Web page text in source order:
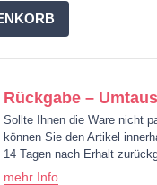
Rückgabe –
Sollte Ihnen die Ware nicht
können Sie den Artikel
14 Tagen nach Erhalt
mehr Info